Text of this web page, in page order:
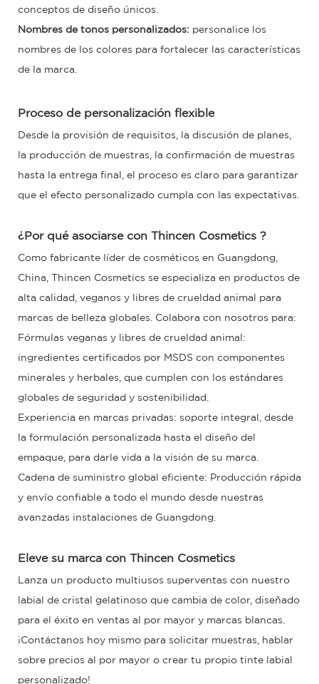
conceptos de diseño únicos.
Nombres de tonos personalizados: personalice los
nombres de los colores para fortalecer las características
de la marca.
Proceso de personalización flexible
Desde la provisión de requisitos, la discusión de planes,
la producción de muestras, la confirmación de muestras
hasta la entrega final, el proceso es claro para garantizar
que el efecto personalizado cumpla con las expectativas.
¿Por qué asociarse con Thincen Cosmetics ?
Como fabricante líder de cosméticos en Guangdong,
China, Thincen Cosmetics se especializa en productos de
alta calidad, veganos y libres de crueldad animal para
marcas de belleza globales. Colabora con nosotros para:
Fórmulas veganas y libres de crueldad animal:
ingredientes certificados por MSDS con componentes
minerales y herbales, que cumplen con los estándares
globales de seguridad y sostenibilidad.
Experiencia en marcas privadas: soporte integral, desde
la formulación personalizada hasta el diseño del
empaque, para darle vida a la visión de su marca.
Cadena de suministro global eficiente: Producción rápida
y envío confiable a todo el mundo desde nuestras
avanzadas instalaciones de Guangdong.
Eleve su marca con Thincen Cosmetics
Lanza un producto multiusos superventas con nuestro
labial de cristal gelatinoso que cambia de color, diseñado
para el éxito en ventas al por mayor y marcas blancas.
¡Contáctanos hoy mismo para solicitar muestras, hablar
sobre precios al por mayor o crear tu propio tinte labial
personalizado!